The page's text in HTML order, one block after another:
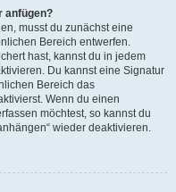
anfügen?
musst du zunächst eine
Bereich entwerfen.
hast, kannst du in jedem
Du kannst eine Signatur
Bereich das
Wenn du einen
möchtest, so kannst du
wieder deaktivieren.